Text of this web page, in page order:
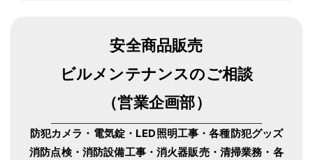
安全商品販売
ビルメンテナンスのご相談
（営業企画部）
防犯カメラ・電気錠・LED照明工事・各種防犯グッズ
消防点検・消防設備工事・消火器販売・清掃業務・各